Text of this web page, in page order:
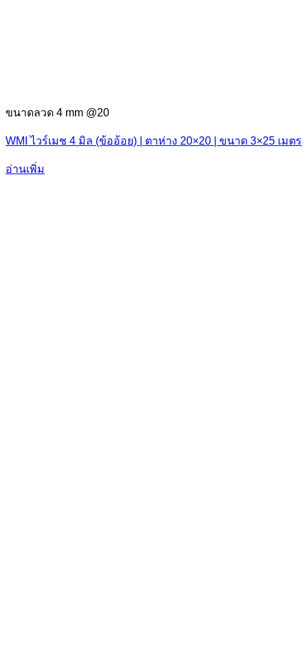
ขนาดลวด 4 mm @20
WMI ไวร์เมช 4 มิล (ข้ออ้อย) | ตาห่าง 20×20 | ขนาด 3×25 เมตร
อ่านเพิ่ม